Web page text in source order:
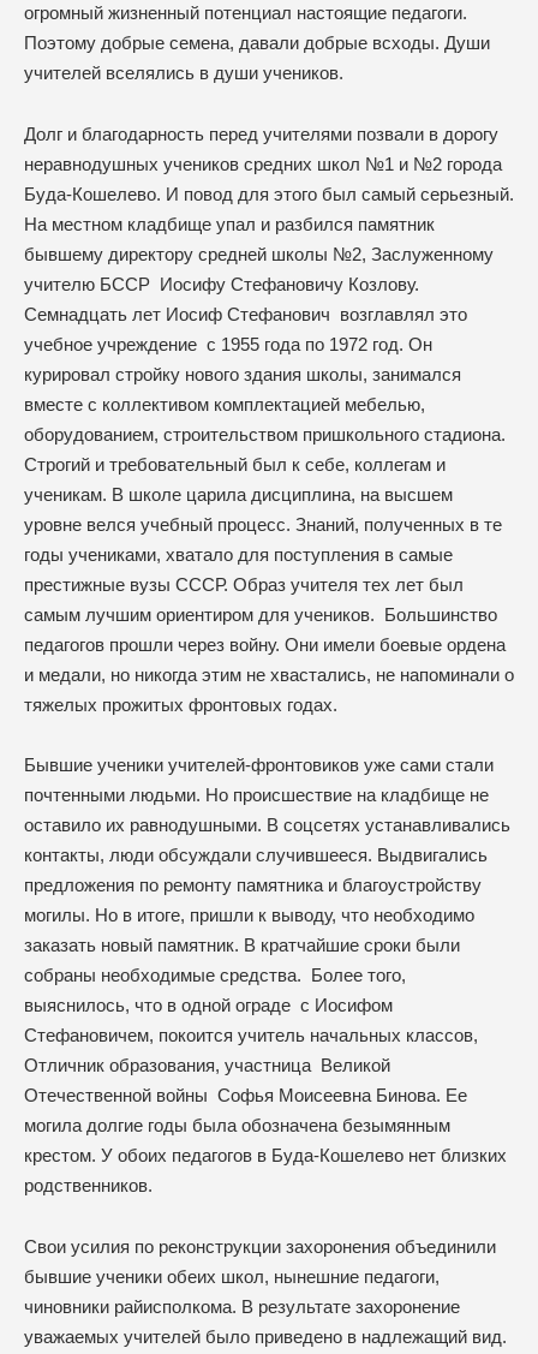
огромный жизненный потенциал настоящие педагоги.
Поэтому добрые семена, давали добрые всходы. Души
учителей вселялись в души учеников.
Долг и благодарность перед учителями позвали в дорогу
неравнодушных учеников средних школ №1 и №2 города
Буда-Кошелево. И повод для этого был самый серьезный.
На местном кладбище упал и разбился памятник
бывшему директору средней школы №2, Заслуженному
учителю БССР Иосифу Стефановичу Козлову.
Семнадцать лет Иосиф Стефанович возглавлял это
учебное учреждение с 1955 года по 1972 год. Он
курировал стройку нового здания школы, занимался
вместе с коллективом комплектацией мебелью,
оборудованием, строительством пришкольного стадиона.
Строгий и требовательный был к себе, коллегам и
ученикам. В школе царила дисциплина, на высшем
уровне велся учебный процесс. Знаний, полученных в те
годы учениками, хватало для поступления в самые
престижные вузы СССР. Образ учителя тех лет был
самым лучшим ориентиром для учеников. Большинство
педагогов прошли через войну. Они имели боевые ордена
и медали, но никогда этим не хвастались, не напоминали о
тяжелых прожитых фронтовых годах.
Бывшие ученики учителей-фронтовиков уже сами стали
почтенными людьми. Но происшествие на кладбище не
оставило их равнодушными. В соцсетях устанавливались
контакты, люди обсуждали случившееся. Выдвигались
предложения по ремонту памятника и благоустройству
могилы. Но в итоге, пришли к выводу, что необходимо
заказать новый памятник. В кратчайшие сроки были
собраны необходимые средства. Более того,
выяснилось, что в одной ограде с Иосифом
Стефановичем, покоится учитель начальных классов,
Отличник образования, участница Великой
Отечественной войны Софья Моисеевна Бинова. Ее
могила долгие годы была обозначена безымянным
крестом. У обоих педагогов в Буда-Кошелево нет близких
родственников.
Свои усилия по реконструкции захоронения объединили
бывшие ученики обеих школ, нынешние педагоги,
чиновники райисполкома. В результате захоронение
уважаемых учителей было приведено в надлежащий вид.